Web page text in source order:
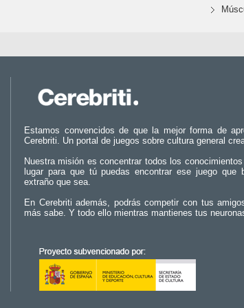
Estamos convencidos de que la mejor forma de
Cerebriti. Un portal de juegos sobre cultura general
Nuestra misión es concentrar todos los
lugar para que tú puedas encontrar ese juego
extraño que sea.
En Cerebriti además, podrás competir con tus
más sabe. Y todo ello mientras mantienes tus